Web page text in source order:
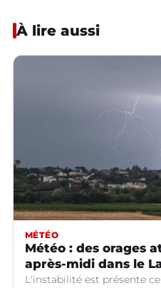
À lire aussi
MÉTÉO
Météo : des orages
après-midi dans le
L'instabilité est présente